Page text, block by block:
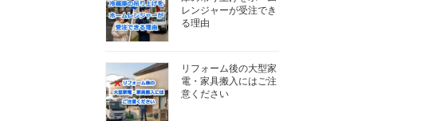
レンジャーが受注でき
る理由
リフォーム後の大型家
電・家具搬入にはご注
意ください